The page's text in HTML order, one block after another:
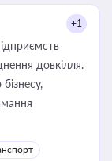
+1
довкілля.